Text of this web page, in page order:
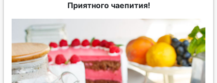
Приятного чаепития!